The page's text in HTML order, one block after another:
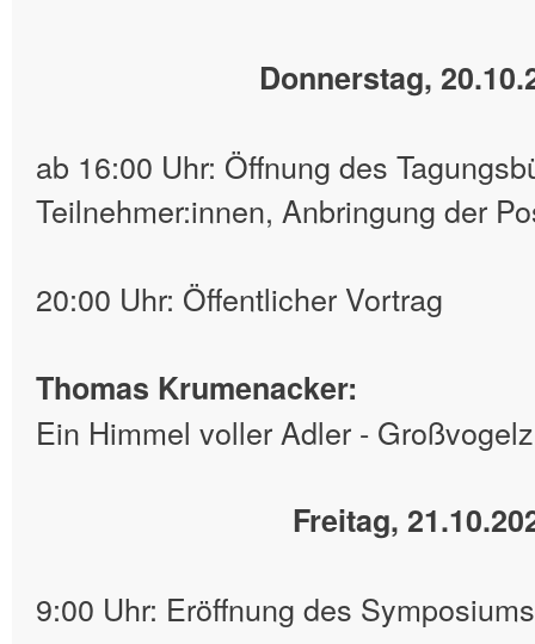
Donnerstag,
ab 16:00 Uhr: Öffnung des
Teilnehmer:innen, Anbringung der
20:00 Uhr: Öffentlicher Vortrag
Thomas Krumenacker:
Ein Himmel voller Adler -
Freitag,
9:00 Uhr: Eröffnung des